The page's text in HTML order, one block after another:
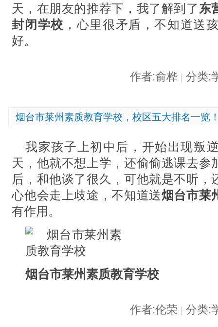
天，在朋友的推荐下，我了解到了 东
封闭学校 ，心里很矛盾，不知道送
好。
作者:俞桦 分类:
烟台市莱州素质教育学校，校区五大排名一览
我家孩子上初中后，开始出现叛
天，他就不想上学，还偷偷逃课去参
后，和他谈了很久，可他就是不听，
心他会走上歧途，不知道送烟台市莱
有作用。
烟台市莱州素质教育学校
作者:伦荣 分类: